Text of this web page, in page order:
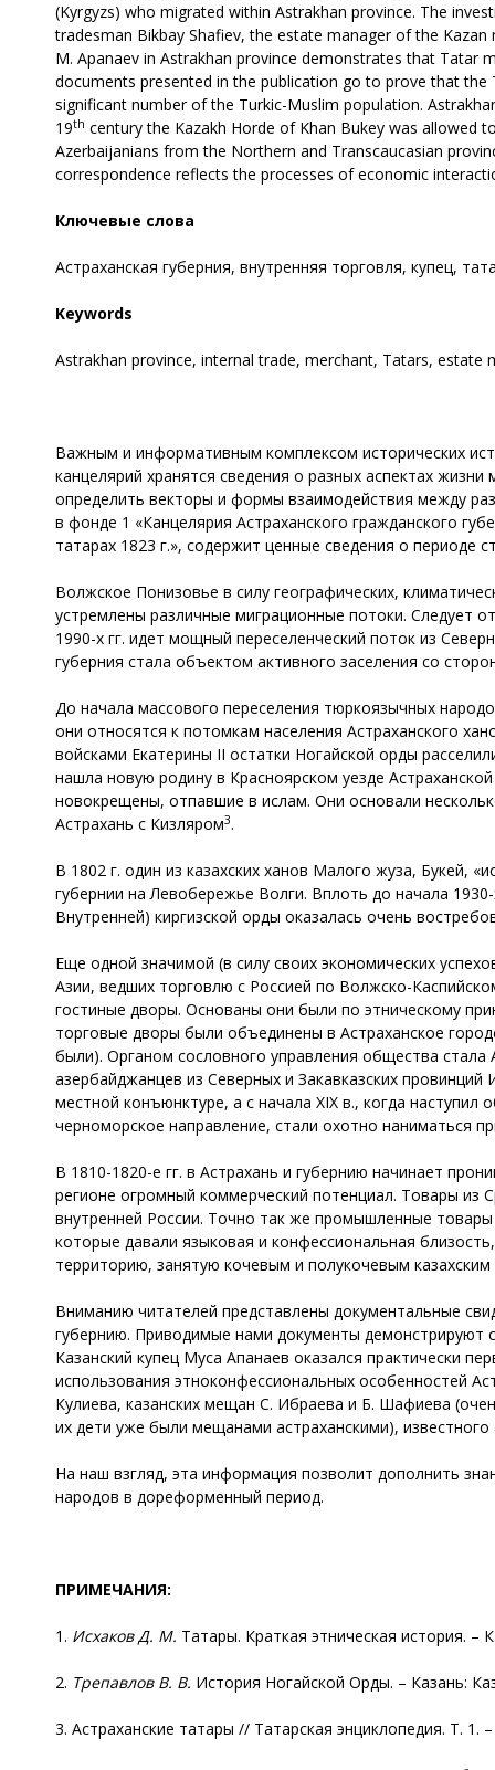
(Kyrgyzs) who migrated within Astrakhan province. The
tradesman Bikbay Shafiev, the estate manager of the
M. Apanaev in Astrakhan province demonstrates that Tatar
documents presented in the publication go to prove that
significant number of the Turkic-Muslim population.
19th century the Kazakh Horde of Khan Bukey was allowed
Azerbaijanians from the Northern and Transcaucasian
correspondence reflects the processes of economic
Ключевые слова
Астраханская губерния, внутренняя торговля, купец,
Keywords
Astrakhan province, internal trade, merchant, Tatars, estate
Важным и информативным комплексом исторических
канцелярий хранятся сведения о разных аспектах
определить векторы и формы взаимодействия между
в фонде 1 «Канцелярия Астраханского гражданского
татарах 1823 г.», содержит ценные сведения о периоде
Волжское Понизовье в силу географических,
устремлены различные миграционные потоки. Следует
1990-х гг. идет мощный переселенческий поток из
губерния стала объектом активного заселения со
До начала массового переселения тюркоязычных
они относятся к потомкам населения Астраханского
войсками Екатерины II остатки Ногайской орды
нашла новую родину в Красноярском уезде
новокрещены, отпавшие в ислам. Они основали
Астрахань с Кизляром3.
В 1802 г. один из казахских ханов Малого жуза, Букей,
губернии на Левобережье Волги. Вплоть до начала
Внутренней) киргизской орды оказалась очень
Еще одной значимой (в силу своих экономических
Азии, ведших торговлю с Россией по Волжско-
гостиные дворы. Основаны они были по этническому
торговые дворы были объединены в Астраханское
были). Органом сословного управления общества стала
азербайджанцев из Северных и Закавказских
местной конъюнктуре, а с начала XIX в., когда
черноморское направление, стали охотно наниматься
В 1810-1820-е гг. в Астрахань и губернию начинает
регионе огромный коммерческий потенциал. Товары из
внутренней России. Точно так же промышленные
которые давали языковая и конфессиональная
территорию, занятую кочевым и полукочевым казахским
Вниманию читателей представлены документальные
губернию. Приводимые нами документы демонстрируют
Казанский купец Муса Апанаев оказался практически
использования этноконфессиональных особенностей
Кулиева, казанских мещан С. Ибраева и Б. Шафиева
их дети уже были мещанами астраханскими), известного
На наш взгляд, эта информация позволит дополнить
народов в дореформенный период.
ПРИМЕЧАНИЯ:
1. ИсхаковД. М. Татары. Краткая этническая история. –
2. ТрепавловВ. В. История Ногайской Орды. – Казань:
3. Астраханские татары // Татарская энциклопедия. Т. 1.